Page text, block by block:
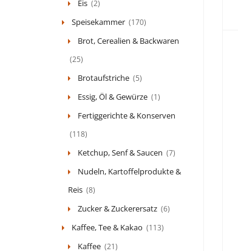
Eis (2)
Speisekammer (170)
Brot, Cerealien & Backwaren
(25)
Brotaufstriche (5)
Essig, Öl & Gewürze (1)
Fertiggerichte & Konserven
(118)
Ketchup, Senf & Saucen (7)
Nudeln, Kartoffelprodukte &
Reis (8)
Zucker & Zuckerersatz (6)
Kaffee, Tee & Kakao (113)
Kaffee (21)